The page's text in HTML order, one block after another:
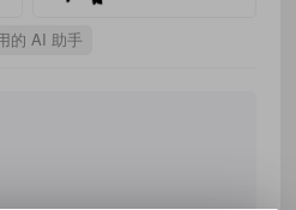
的 AI 助手